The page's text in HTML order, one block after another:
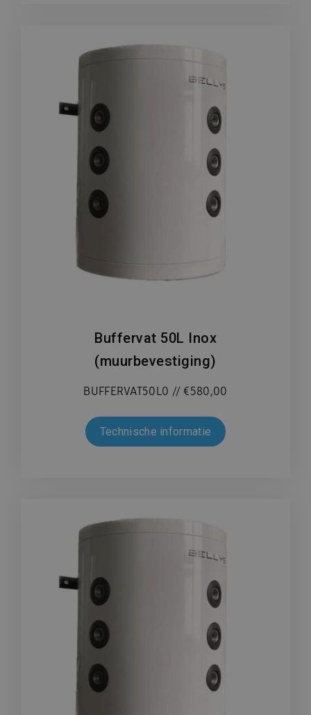
Buffervat 50L Inox
(muurbevestiging)
BUFFERVAT50L0 // €580,00
Technische informatie